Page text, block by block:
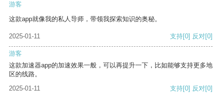
游客
这款app就像我的私人导师，带领我探索知识的奥秘。
2025-01-11 支持[0] 反对[0]
游客
这款加速器app的加速效果一般，可以再提升一下，比如能够支持更多地
区的线路。
2025-01-11
支持[0] 反对[0]